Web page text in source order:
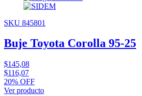
SKU 845801
Buje Toyota Corolla 95-25
$145,08
$116,07
20% OFF
Ver producto